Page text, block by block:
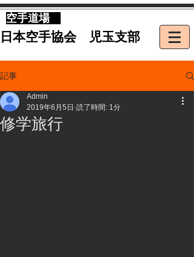
​空手道場
​日本空手協会 児玉支部
記事
修学旅行
Admin
2019年6月5日 読了時間: 1分